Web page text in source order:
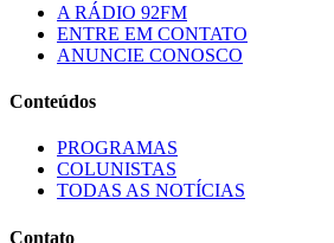
A RÁDIO 92FM
ENTRE EM CONTATO
ANUNCIE CONOSCO
Conteúdos
PROGRAMAS
COLUNISTAS
TODAS AS NOTÍCIAS
Contato